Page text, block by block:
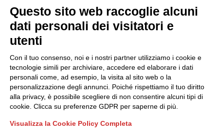
Cookie Policy
Scopri il Polo
Partner
Finanziamenti e bandi
Internazionalizzazione
News & Eventi
Privacy
Seguici
Questo sito web raccoglie alcuni
dati personali dei visitatori e
utenti
Con il tuo consenso, noi e i nostri partner utilizziamo i cookie e
tecnologie simili per archiviare, accedere ed elaborare i dati
personali come, ad esempio, la visita al sito web o la
personalizzazione degli annunci. Poiché rispettiamo il tuo diritto
alla privacy, è possibile scegliere di non consentire alcuni tipi di
cookie. Clicca su preferenze GDPR per saperne di più.
Visualizza la Cookie Policy Completa